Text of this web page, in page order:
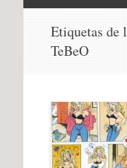
contenido
Etiquetas de
TeBeO